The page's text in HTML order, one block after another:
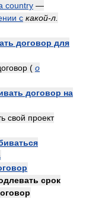
country —
с какой-л.
договор для
( о
договор на
свой проект
срок